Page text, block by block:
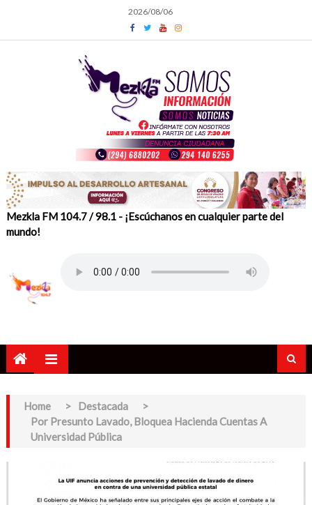
content
2026/08/06
Mezkla FM 104.7 / 98.1 - ¡Escúchanos en cualquier parte del
mundo!
Home > Destacada
>
Por Presunto Lavado, Bloquea Hacienda Cuentas A
Universidad Pública